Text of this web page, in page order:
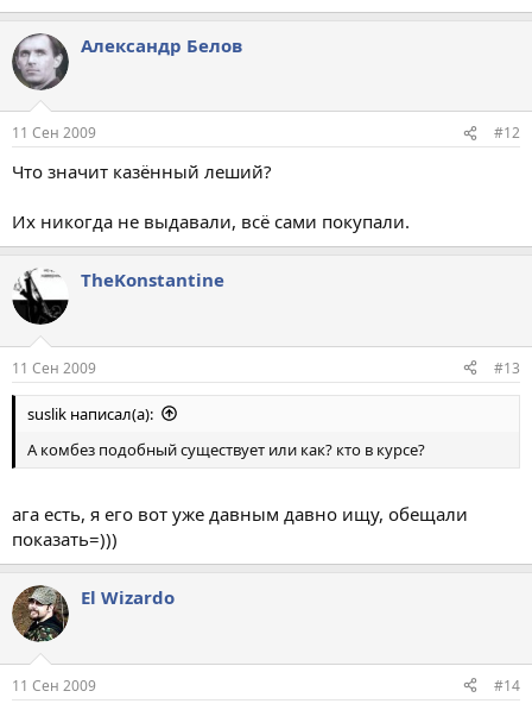
Aлександр Белов
11 Сен 2009 #12
Что значит казённый леший?
Их никогда не выдавали, всё сами покупали.
TheKonstantine
11 Сен 2009 #13
suslik написал(а):
А комбез подобный существует или как? кто в курсе?
ага есть, я его вот уже давным давно ищу, обещали
показать=)))
El Wizardo
11 Сен 2009 #14